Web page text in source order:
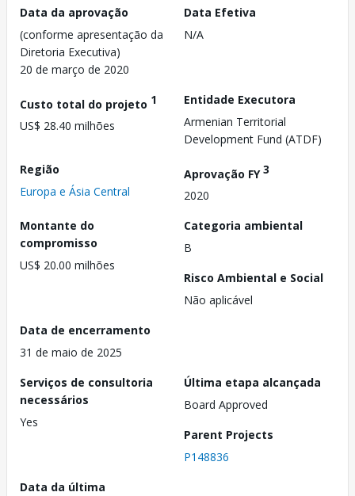
Data da aprovação
(conforme apresentação da
Diretoria Executiva)
20 de março de 2020
Data Efetiva
N/A
Custo total do projeto 1
US$ 28.40 milhões
Entidade Executora
Armenian Territorial
Development Fund (ATDF)
Região
Europa e Ásia Central
Aprovação FY3
2020
Montante do
compromisso
US$ 20.00 milhões
Categoria ambiental
B
Risco Ambiental e Social
Não aplicável
Data de encerramento
31 de maio de 2025
Serviços de consultoria
necessários
Yes
Última etapa alcançada
Board Approved
Parent Projects
P148836
Data da última